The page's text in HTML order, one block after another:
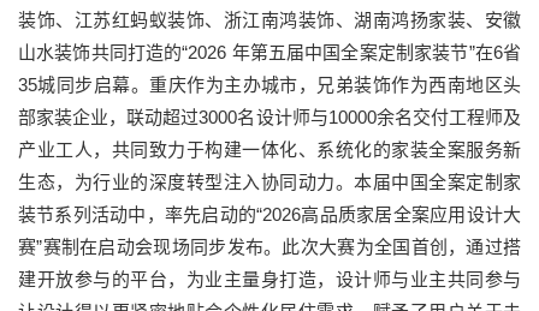
装饰、江苏红蚂蚁装饰、浙江南鸿装饰、湖南鸿扬家装、安徽
山水装饰共同打造的“2026 年第五届中国全案定制家装节”在6省
35城同步启幕。重庆作为主办城市，兄弟装饰作为西南地区头
部家装企业，联动超过3000名设计师与10000余名交付工程师及
产业工人，共同致力于构建一体化、系统化的家装全案服务新
生态，为行业的深度转型注入协同动力。本届中国全案定制家
装节系列活动中，率先启动的“2026高品质家居全案应用设计大
赛”赛制在启动会现场同步发布。此次大赛为全国首创，通过搭
建开放参与的平台，为业主量身打造，设计师与业主共同参与